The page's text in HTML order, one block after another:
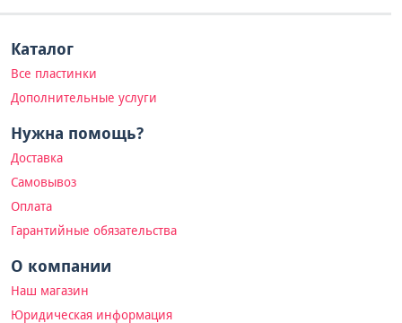
Каталог
Все пластинки
Дополнительные услуги
Нужна помощь?
Доставка
Самовывоз
Оплата
Гарантийные обязательства
О компании
Наш магазин
Юридическая информация